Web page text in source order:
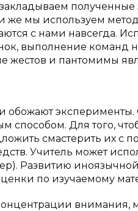
полученные
же мы используем метод
с нами навсегда.
выполнение команд
жестов и пантомимы
обожают
способом. Для того,
смастерить их с
Учитель может
Развитию
по изучаемому